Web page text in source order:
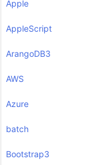
Apple
AppleScript
ArangoDB3
AWS
Azure
batch
Bootstrap3